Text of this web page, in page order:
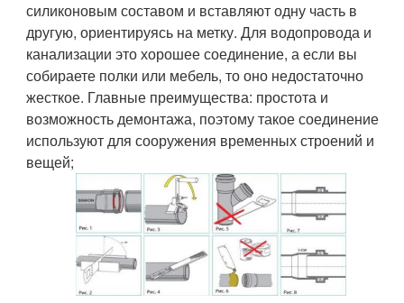
силиконовым составом и вставляют одну часть в
другую, ориентируясь на метку. Для водопровода и
канализации это хорошее соединение, а если вы
собираете полки или мебель, то оно недостаточно
жесткое. Главные преимущества: простота и
возможность демонтажа, поэтому такое соединение
используют для сооружения временных строений и
вещей;